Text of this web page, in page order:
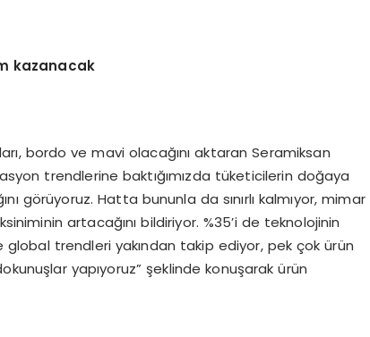
kazanacak
bordo ve mavi olacağını aktaran Seramiksan
trendlerine baktığımızda tüketicilerin doğaya
görüyoruz. Hatta bununla da sınırlı kalmıyor, mimar
artacağını bildiriyor. %35’i de teknolojinin
trendleri yakından takip ediyor, pek çok ürün
yapıyoruz” şeklinde konuşarak ürün